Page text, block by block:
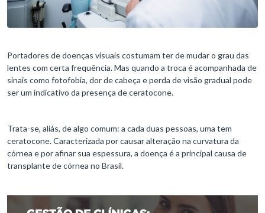
Portadores de doenças visuais costumam ter de mudar o grau das
lentes com certa frequência. Mas quando a troca é acompanhada de
sinais como fotofobia, dor de cabeça e perda de visão gradual pode
ser um indicativo da presença de ceratocone.
Trata-se, aliás, de algo comum: a cada duas pessoas, uma tem
ceratocone. Caracterizada por causar alteração na curvatura da
córnea e por afinar sua espessura, a doença é a principal causa de
transplante de córnea no Brasil.